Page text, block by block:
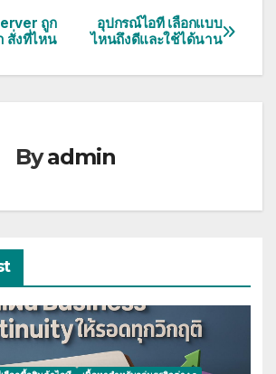
อุปกรณ์ไอที เลือกแบบ
ไหนถึงดีและใช้ได้นาน
ถูก
สั่งที่ไหน
Byadmin